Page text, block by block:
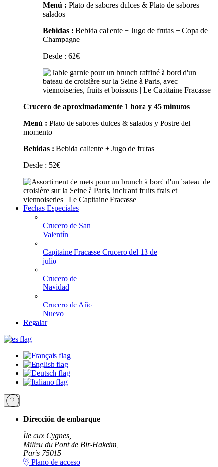
Menú : Plato de sabores dulces & Plato de sabores
salados
Bebidas : Bebida caliente + Jugo de frutas + Copa de
Champagne
Desde : 62€
Crucero de aproximadamente 1 hora y 45 minutos
Menú : Plato de sabores dulces & salados y Postre del
momento
Bebidas : Bebida caliente + Jugo de frutas
Desde : 52€
Fechas Especiales
Crucero de San
Valentín
Capitaine Fracasse Crucero del 13 de
julio
Crucero de
Navidad
Crucero de Año
Nuevo
Regalar
Dirección de embarque
Île aux Cygnes,
Milieu du Pont de Bir-Hakeim,
Paris 75015
Plano de acceso